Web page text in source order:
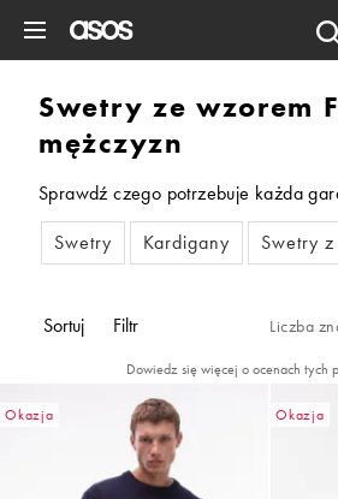
Swetry ze wzorem
mężczyzn
Sprawdź czego potrzebuje każda
Swetry
Kardigany Swetry z
Sortuj Filtr Liczba
Dowiedz się więcej o ocenach tych
Okazja Okazja